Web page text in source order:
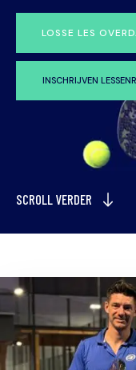
LOSSE LES
INSCHRIJVEN
SCROLL VERDER